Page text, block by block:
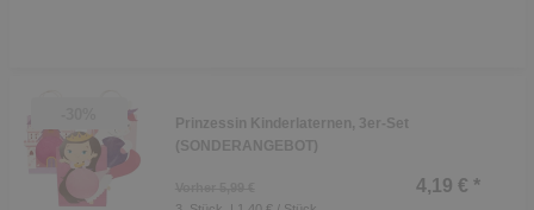
Prinzessin Kinderlaternen, 3er-Set
(SONDERANGEBOT)
4,19 € *